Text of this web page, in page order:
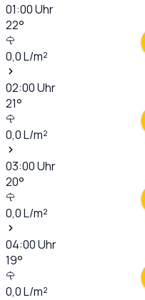
01:00Uhr
22°
0,0L/m²
02:00Uhr
21°
0,0L/m²
03:00Uhr
20°
0,0L/m²
04:00Uhr
19°
0,0L/m²